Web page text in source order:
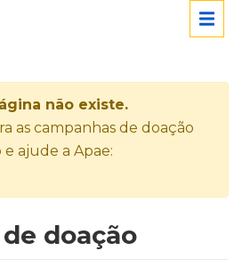
não existe.
as campanhas de doação
ajude a Apae:
doação